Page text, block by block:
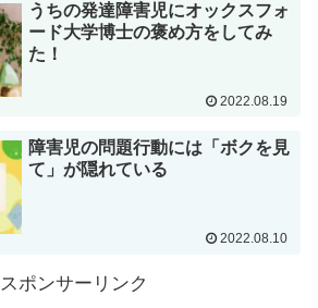
うちの発達障害児にオックスフォ
ード大学博士の褒め方をしてみ
た！
2022.08.19
障害児の問題行動には「ボクを見
て」が隠れている
2022.08.10
スポンサーリンク